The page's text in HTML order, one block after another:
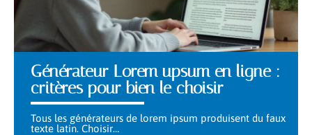
Générateur Lorem upsum en ligne :
critères pour bien le choisir
Tous les générateurs de lorem ipsum produisent du faux
texte latin. Choisir…